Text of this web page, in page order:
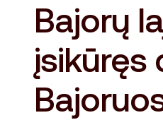
Bajorų
įsikūręs